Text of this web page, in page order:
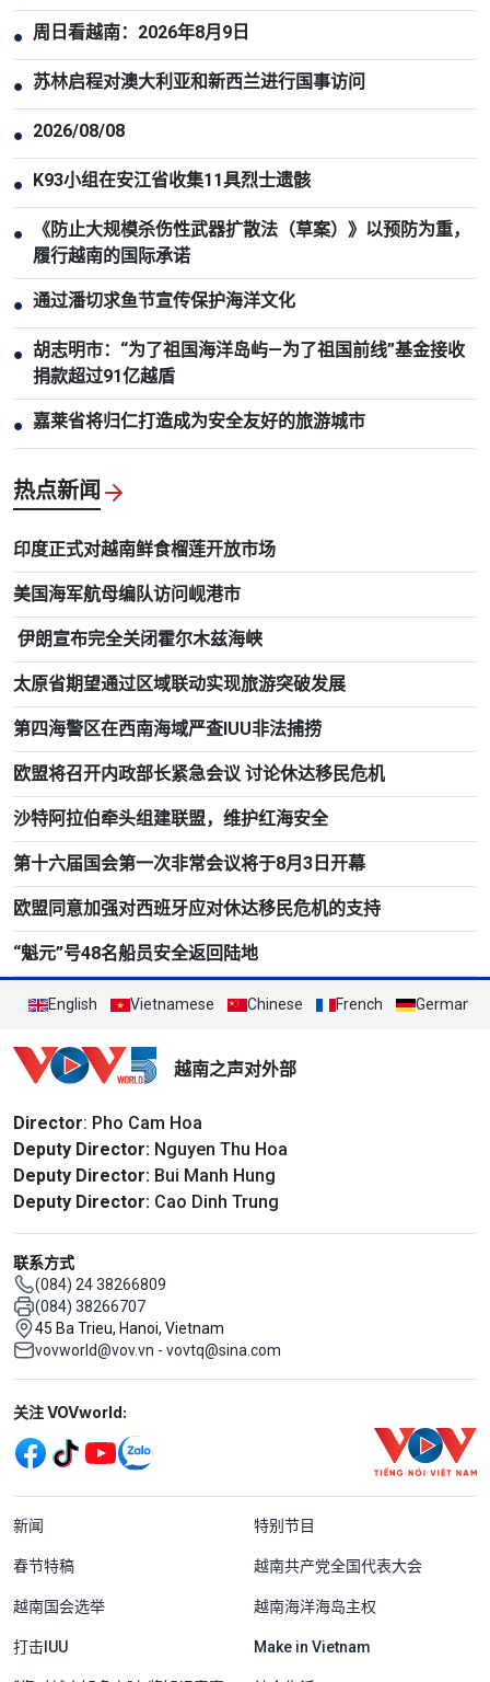
● 周日看越南：2026年8月9日
● 苏林启程对澳大利亚和新西兰进行国事访问
● 2026/08/08
● K93小组在安江省收集11具烈士遗骸
●
《防止大规模杀伤性武器扩散法（草案）》以预防为重，
履行越南的国际承诺
● 通过潘切求鱼节宣传保护海洋文化
● 胡志明市：“为了祖国海洋岛屿—为了祖国前线”基金接收
捐款超过91亿越盾
● 嘉莱省将归仁打造成为安全友好的旅游城市
热点新闻
印度正式对越南鲜食榴莲开放市场
美国海军航母编队访问岘港市
伊朗宣布完全关闭霍尔木兹海峡
太原省期望通过区域联动实现旅游突破发展
第四海警区在西南海域严查IUU非法捕捞
欧盟将召开内政部长紧急会议 讨论休达移民危机
沙特阿拉伯牵头组建联盟，维护红海安全
第十六届国会第一次非常会议将于8月3日开幕
欧盟同意加强对西班牙应对休达移民危机的支持
“魁元”号48名船员安全返回陆地
English Vietnamese Chinese French German
越南之声对外部
Director: Pho Cam Hoa
Deputy Director: Nguyen Thu Hoa
Deputy Director: Bui Manh Hung
Deputy Director: Cao Dinh Trung
联系方式
(084) 24 38266809
(084) 38266707
45 Ba Trieu, Hanoi, Vietnam
vovworld@vov.vn - vovtq@sina.com
Mạng xã hội
关注 VOVworld:
Menu footer tiếng Trung Quốc
新闻 特别节目
春节特稿 越南共产党全国代表大会
越南国会选举 越南海洋海岛主权
打击IUU Make in Vietnam